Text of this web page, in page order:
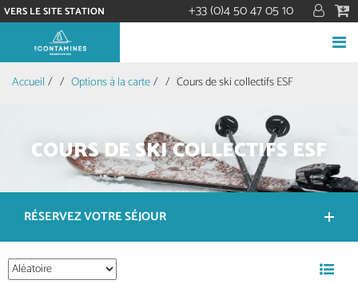
VERS LE SITE STATION +33 (0)4 50 47 05 10
Accueil / Options à la carte/ Cours de ski collectifs ESF
RÉSERVEZ VOTRE SÉJOUR
COURS DE SKI COLLECTIFS ESF